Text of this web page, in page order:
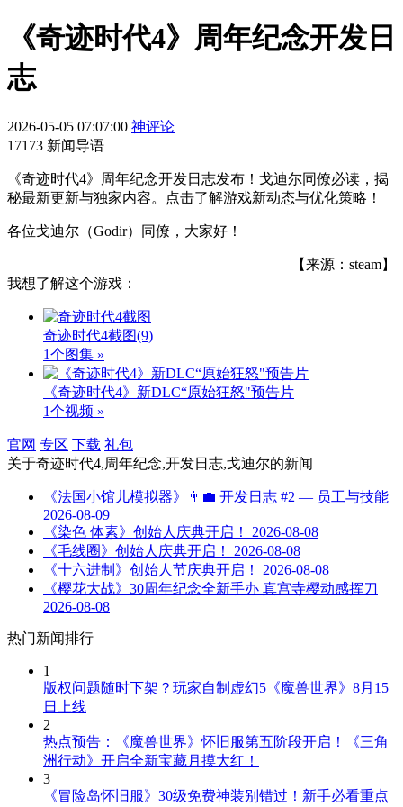
《奇迹时代4》周年纪念开发日
志
2026-05-05 07:07:00 神评论
17173 新闻导语
《奇迹时代4》周年纪念开发日志发布！戈迪尔同僚必读，揭
秘最新更新与独家内容。点击了解游戏新动态与优化策略！
各位戈迪尔（Godir）同僚，大家好！
【来源：steam】
我想了解这个游戏：
奇迹时代4截图(9)
1个图集 »
《奇迹时代4》新DLC“原始狂怒"预告片
1个视频 »
官网 专区 下载 礼包
关于奇迹时代4,周年纪念,开发日志,戈迪尔的新闻
《法国小馆儿模拟器》👨‍💼 开发日志 #2 — 员工与技能
2026-08-09
《染色 体素》创始人庆典开启！
2026-08-08
《毛线圈》创始人庆典开启！
2026-08-08
《十六进制》创始人节庆典开启！
2026-08-08
《樱花大战》30周年纪念全新手办 真宫寺樱动感挥刀
2026-08-08
热门新闻排行
1
版权问题随时下架？玩家自制虚幻5《魔兽世界》8月15
日上线
2
热点预告：《魔兽世界》怀旧服第五阶段开启！《三角
洲行动》开启全新宝藏月摸大红！
3
《冒险岛怀旧服》30级免费神装别错过！新手必看重点